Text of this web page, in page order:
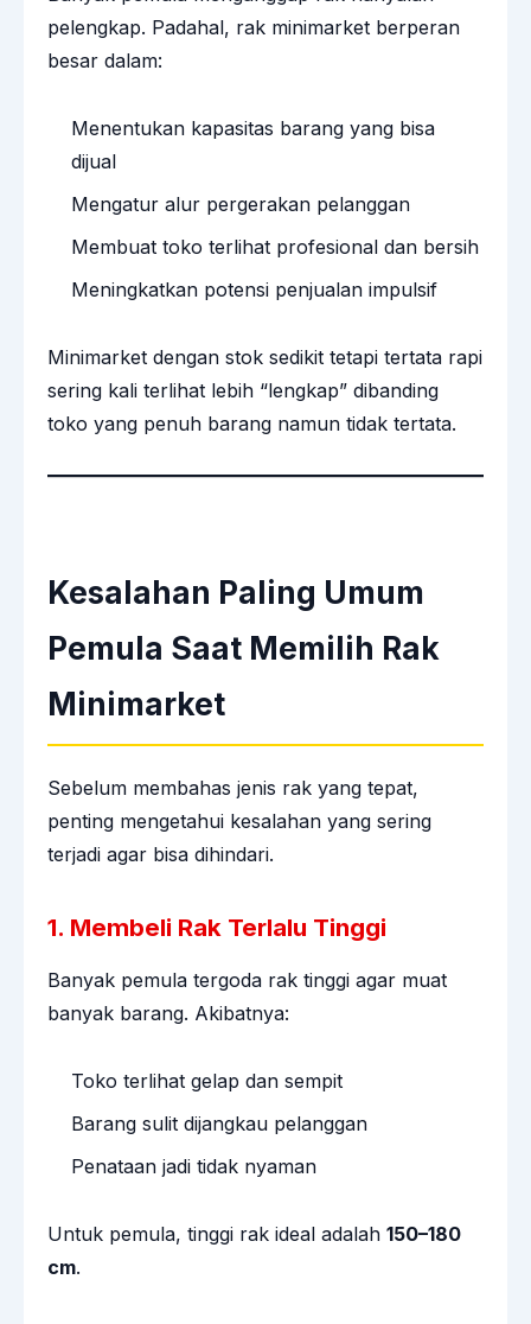
pelengkap. Padahal, rak minimarket berperan
besar dalam:
Menentukan kapasitas barang yang bisa
dijual
Mengatur alur pergerakan pelanggan
Membuat toko terlihat profesional dan bersih
Meningkatkan potensi penjualan impulsif
Minimarket dengan stok sedikit tetapi tertata rapi
sering kali terlihat lebih “lengkap” dibanding
toko yang penuh barang namun tidak tertata.
Kesalahan Paling Umum
Pemula Saat Memilih Rak
Minimarket
Sebelum membahas jenis rak yang tepat,
penting mengetahui kesalahan yang sering
terjadi agar bisa dihindari.
1. Membeli Rak Terlalu Tinggi
Banyak pemula tergoda rak tinggi agar muat
banyak barang. Akibatnya:
Toko terlihat gelap dan sempit
Barang sulit dijangkau pelanggan
Penataan jadi tidak nyaman
Untuk pemula, tinggi rak ideal adalah 150–180
cm.